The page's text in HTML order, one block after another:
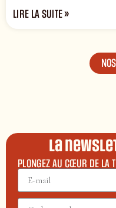
LIRE LA SUITE »
La
PLONGEZ AU CŒUR DE LA